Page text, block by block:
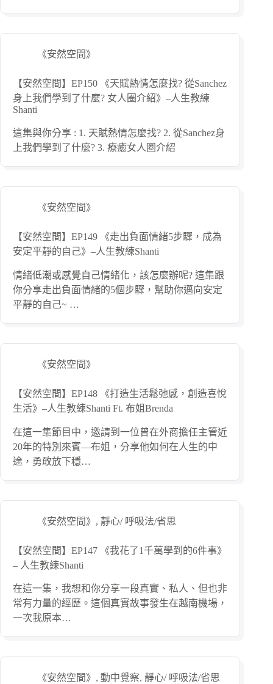
《安然空間》
【安然空間】EP150 《天賦熱情怎麼找? 從Sanchez
身上我們學到了什麼? 女人圈介紹》–人生教練
Shanti
這集與你分享 : 1. 天賦熱情怎麼找? 2. 從Sanchez身
上我們學到了什麼? 3. 療癒女人圈介紹
《安然空間》
【安然空間】EP149 《走出負面情緒5步驟，成為
安定平靜的自己》–人生教練Shanti
情緒低潮或感覺自己情緒化，該怎麼辦呢? 這集跟
你分享走出負面情緒的5個步驟，幫助你邁向安定
平靜的自己~ …
《安然空間》
【安然空間】EP148 《打造生活鬆弛感，創造喜悅
生活》–人生教練Shanti Ft. 布姐Brenda
在這一集節目中，邀請到一位曾在外商擔任主管近
20年的特別來賓—布姐，分享他如何在人生的中
途，勇敢放下穩…
《安然空間》 , 靜心/ 呼吸法/省思
【安然空間】EP147 《我花了1千萬學到的6件事》
– 人生教練Shanti
在這一集，我想和你分享一段真實、私人、但也非
常有力量的經歷。這個真實故事發生在越南機場，
一次我原本…
《安然空間》 , 動中覺察, 靜心/ 呼吸法/省思